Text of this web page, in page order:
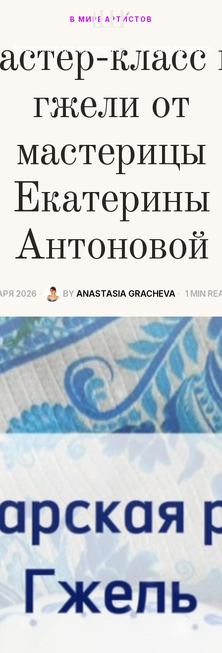
Вселенная парфюмерии В мире артистов
В МИРЕ АРТИСТОВ
класс
гжели от
мастерицы
Екатерины
Антоновой
2026 BY ANASTASIA GRACHEVA 1 MIN